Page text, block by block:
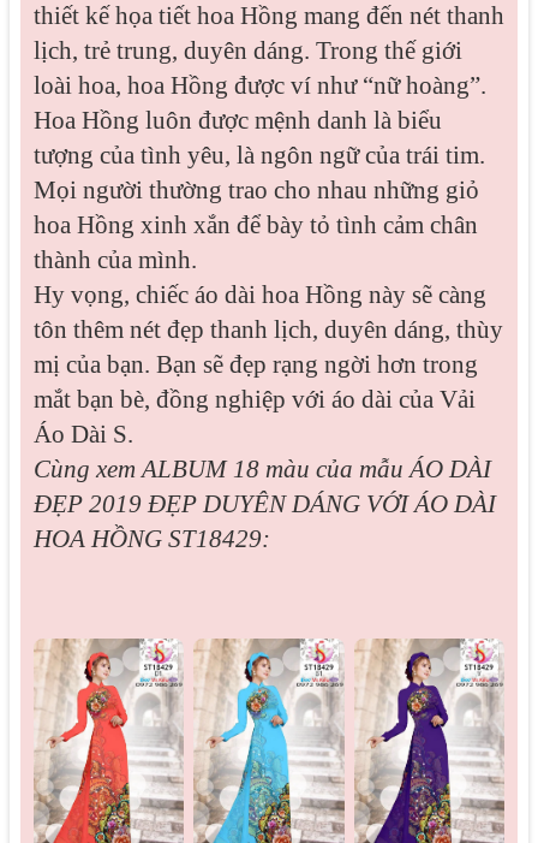
thiết kế họa tiết hoa Hồng mang đến nét thanh
lịch, trẻ trung, duyên dáng. Trong thế giới
loài hoa, hoa Hồng được ví như “nữ hoàng”.
Hoa Hồng luôn được mệnh danh là biểu
tượng của tình yêu, là ngôn ngữ của trái tim.
Mọi người thường trao cho nhau những giỏ
hoa Hồng xinh xắn để bày tỏ tình cảm chân
thành của mình.
Hy vọng, chiếc áo dài hoa Hồng này sẽ càng
tôn thêm nét đẹp thanh lịch, duyên dáng, thùy
mị của bạn. Bạn sẽ đẹp rạng ngời hơn trong
mắt bạn bè, đồng nghiệp với áo dài của Vải
Áo Dài S.
Cùng xem ALBUM 18 màu của mẫuÁO DÀI
ĐẸP 2019 ĐẸP DUYÊN DÁNG VỚI ÁO DÀI
HOA HỒNG ST18429: